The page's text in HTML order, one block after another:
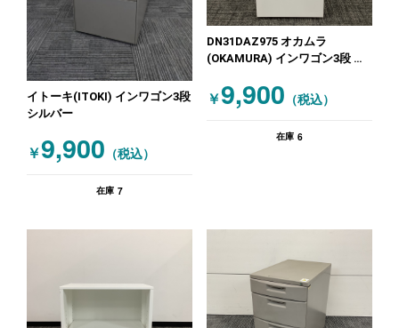
イトーキ(ITOKI) インワゴン3段
シルバー
￥9,900 （税込）
在庫 7
DN31DAZ975 オカムラ
(OKAMURA) インワゴン3段 ホ
￥9,900 （税込）
在庫 6